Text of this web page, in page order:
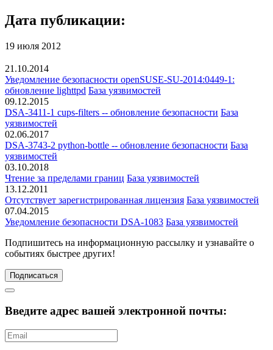
Дата публикации:
19 июля 2012
21.10.2014
Уведомление безопасности openSUSE-SU-2014:0449-1:
обновление lighttpd База уязвимостей
09.12.2015
DSA-3411-1 cups-filters -- обновление безопасности База
уязвимостей
02.06.2017
DSA-3743-2 python-bottle -- обновление безопасности База
уязвимостей
03.10.2018
Чтение за пределами границ База уязвимостей
13.12.2011
Отсутствует зарегистрированная лицензия База уязвимостей
07.04.2015
Уведомление безопасности DSA-1083 База уязвимостей
Подпишитесь на информационную рассылку и узнавайте о
событиях быстрее других!
Подписаться
Введите адрес вашей электронной почты: